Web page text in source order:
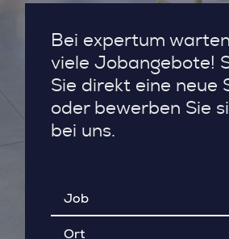
Bei expertum
viele Jobangebote!
Sie direkt eine neue
oder bewerben Sie
bei uns.